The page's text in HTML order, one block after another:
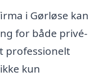
i Gørløse kan
for både privé-
professionelt
kun